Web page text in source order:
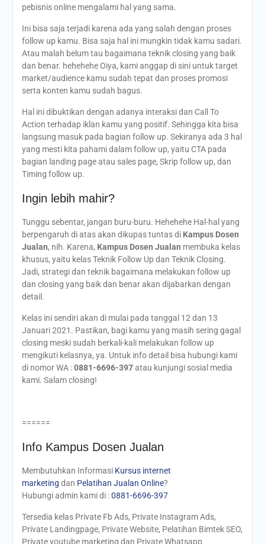
pebisnis online mengalami hal yang sama.
Ini bisa saja terjadi karena ada yang salah dengan proses
follow up kamu. Bisa saja hal ini mungkin tidak kamu sadari.
Atau malah belum tau bagaimana teknik closing yang baik
dan benar. hehehehe Oiya, kami anggap di sini untuk target
market/audience kamu sudah tepat dan proses promosi
serta konten kamu sudah bagus.
Hal ini dibuktikan dengan adanya interaksi dan Call To
Action terhadap iklan kamu yang positif. Sehingga kita bisa
langsung masuk pada bagian follow up. Sekiranya ada 3 hal
yang mesti kita pahami dalam follow up, yaitu CTA pada
bagian landing page atau sales page, Skrip follow up, dan
Timing follow up.
Ingin lebih mahir?
Tunggu sebentar, jangan buru-buru. Hehehehe Hal-hal yang
berpengaruh di atas akan dikupas tuntas di Kampus Dosen
Jualan, nih. Karena, Kampus Dosen Jualan membuka kelas
khusus, yaitu kelas Teknik Follow Up dan Teknik Closing.
Jadi, strategi dan teknik bagaimana melakukan follow up
dan closing yang baik dan benar akan dijabarkan dengan
detail.
Kelas ini sendiri akan di mulai pada tanggal 12 dan 13
Januari 2021. Pastikan, bagi kamu yang masih sering gagal
closing meski sudah berkali-kali melakukan follow up
mengikuti kelasnya, ya. Untuk info detail bisa hubungi kami
di nomor WA :0881-6696-397atau kunjungi sosial media
kami. Salam closing!
======
Info Kampus Dosen Jualan
Membutuhkan Informasi Kursus internet
marketing dan Pelatihan Jualan Online?
Hubungi admin kami di :0881-6696-397
Tersedia kelas Private Fb Ads, Private Instagram Ads,
Private Landingpage, Private Website, Pelatihan Bimtek SEO,
Private youtube marketing dan Private Whatsapp